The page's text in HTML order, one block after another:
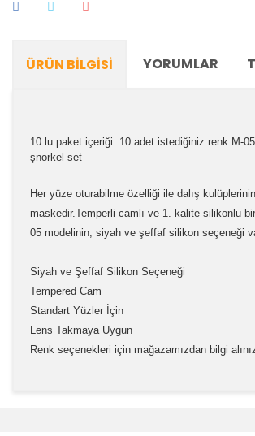
ÜRÜN BILGISI YORUMLAR
10 lu paket içeriği 10 adet istediğiniz renk M-
şnorkel set
Her yüze oturabilme özelliği ile dalış
maskedir.Temperli camlı ve 1. kalite silikonlu
05 modelinin, siyah ve şeffaf silikon seçeneği
Siyah ve Şeffaf Silikon Seçeneği
Tempered Cam
Standart Yüzler İçin
Lens Takmaya Uygun
Renk seçenekleri için mağazamızdan bilgi